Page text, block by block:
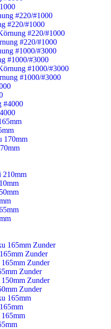
#220/#1000
#220/#1000
#1000/#3000
#1000/#3000
Zunder
Zunder
Zunder